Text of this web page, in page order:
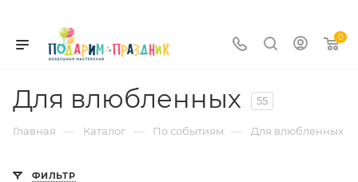
0
Для влюбленных 55
Главная — Каталог — По событиям — Для влюбленных
ФИЛЬТР